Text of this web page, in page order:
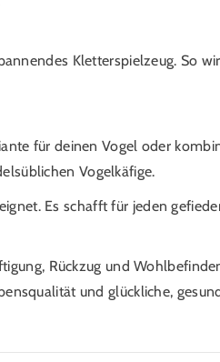
Kletterspielzeug. So
für deinen Vogel oder
Vogelkäfige.
Es schafft für jeden
Rückzug und
und glückliche,